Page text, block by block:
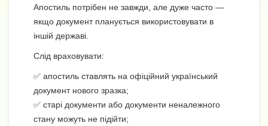
Апостиль потрібен не завжди, але дуже часто —
якщо документ планується використовувати в
іншій державі.
Слід враховувати:
✅ апостиль ставлять на офіційний український
документ нового зразка;
✅ старі документи або документи неналежного
стану можуть не підійти;